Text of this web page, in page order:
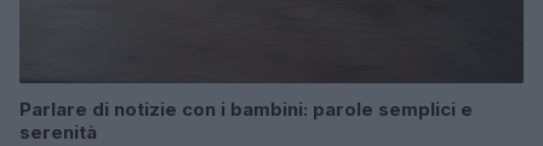
Parlare di notizie con i bambini: parole semplici e
serenità